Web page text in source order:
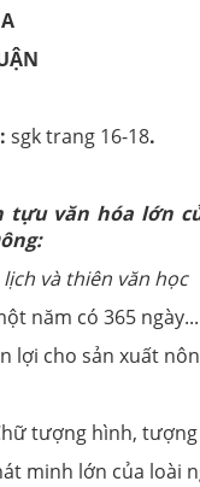
sgk trang 16-18.
văn hóa lớn
và thiên văn học
năm có 365 ngày...
lợi cho sản xuất
tượng hình,
minh lớn của loài